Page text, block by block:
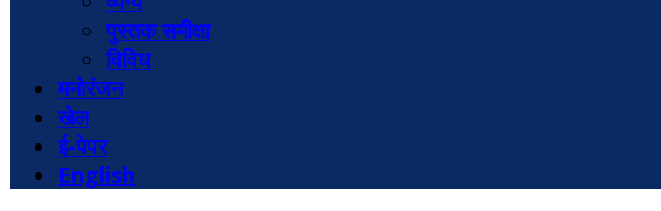
पुस्तक समीक्षा
विविध
मनोरंजन
खेल
ई-पेपर
English